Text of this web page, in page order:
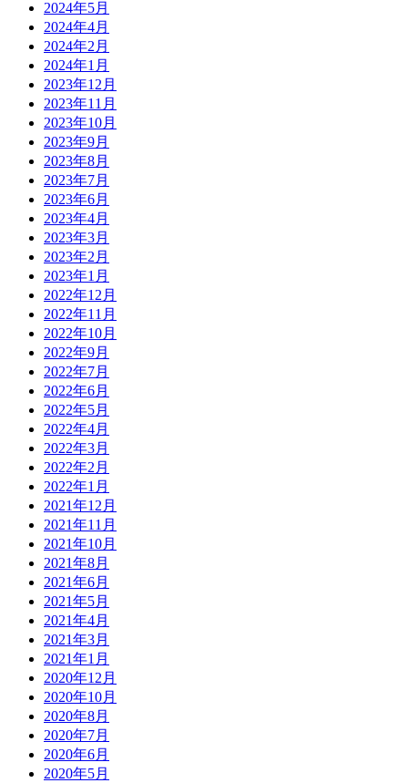
2024年5月
2024年4月
2024年2月
2024年1月
2023年12月
2023年11月
2023年10月
2023年9月
2023年8月
2023年7月
2023年6月
2023年4月
2023年3月
2023年2月
2023年1月
2022年12月
2022年11月
2022年10月
2022年9月
2022年7月
2022年6月
2022年5月
2022年4月
2022年3月
2022年2月
2022年1月
2021年12月
2021年11月
2021年10月
2021年8月
2021年6月
2021年5月
2021年4月
2021年3月
2021年1月
2020年12月
2020年10月
2020年8月
2020年7月
2020年6月
2020年5月